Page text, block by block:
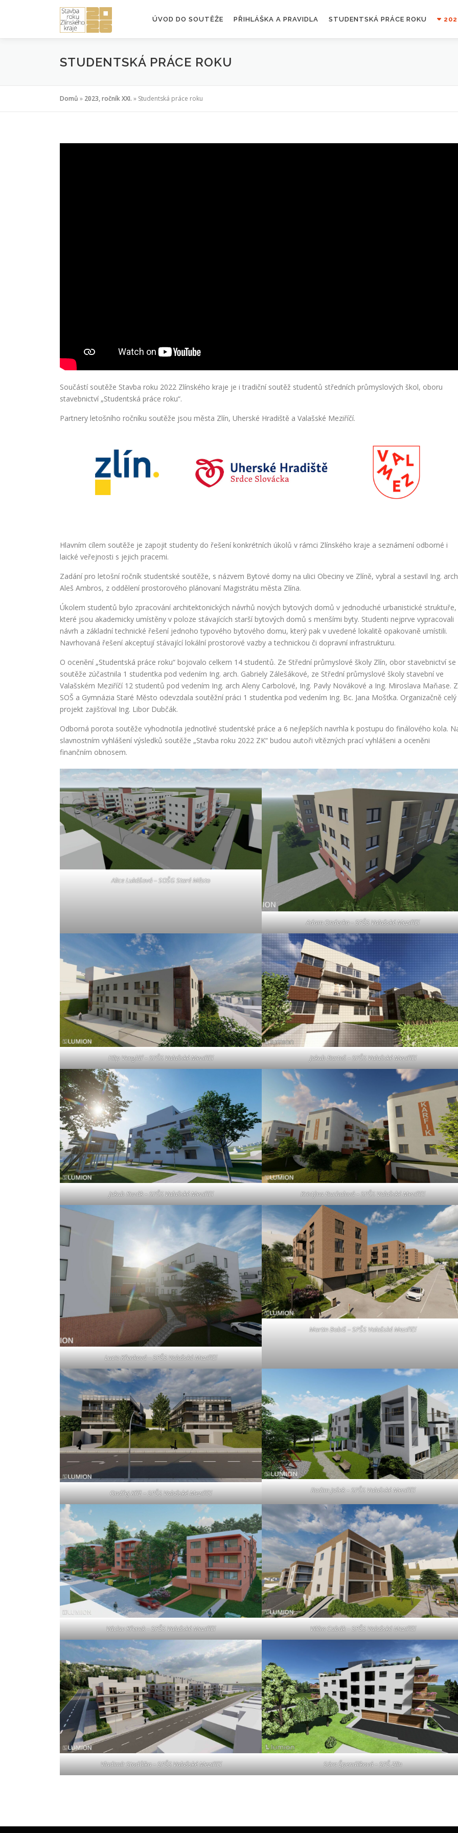
ÚVOD DO SOUTĚŽE PŘIHLÁŠKA A PRAVIDLA STUDENTSKÁ PRÁCE ROKU
STUDENTSKÁ PRÁCE ROKU
Domů » 2023, ročník XXI. » Studentská práce roku
Součástí soutěže Stavba roku 2022 Zlínského kraje je i tradiční soutěž studentů středních průmyslových škol, oboru
stavebnictví „Studentská práce roku“.
Partnery letošního ročníku soutěže jsou města Zlín, Uherské Hradiště a Valašské Meziříčí.
Hlavním cílem soutěže je zapojit studenty do řešení konkrétních úkolů v rámci Zlínského kraje a seznámení odborné i
laické veřejnosti s jejich pracemi.
Zadání pro letošní ročník studentské soutěže, s názvem Bytové domy na ulici Obeciny ve Zlíně, vybral a sestavil Ing.
Aleš Ambros, z oddělení prostorového plánovaní Magistrátu města Zlína.
Úkolem studentů bylo zpracování architektonických návrhů nových bytových domů v jednoduché urbanistické struktuře,
které jsou akademicky umístěny v poloze stávajících starší bytových domů s menšími byty. Studenti nejprve vypracovali
návrh a základní technické řešení jednoho typového bytového domu, který pak v uvedené lokalitě opakovaně umístili.
Navrhovaná řešení akceptují stávající lokální prostorové vazby a technickou či dopravní infrastrukturu.
O ocenění „Studentská práce roku“ bojovalo celkem 14 studentů. Ze Střední průmyslové školy Zlín, obor stavebnictví se
soutěže zúčastnila 1 studentka pod vedením Ing. arch. Gabriely Zálešákové, ze Střední průmyslové školy stavební ve
Valašském Meziříčí 12 studentů pod vedením Ing. arch Aleny Carbolové, Ing. Pavly Novákové a Ing. Miroslava Maňase.
SOŠ a Gymnázia Staré Město odevzdala soutěžní práci 1 studentka pod vedením Ing. Bc. Jana Mošťka. Organizačně celý
projekt zajišťoval Ing. Libor Dubčák.
Odborná porota soutěže vyhodnotila jednotlivé studentské práce a 6 nejlepších navrhla k postupu do finálového kola.
slavnostním vyhlášení výsledků soutěže „Stavba roku 2022 ZK“ budou autoři vítězných prací vyhlášeni a oceněni
finančním obnosem.
Alice Lukášová – SOŠG Staré Město
Adam Onderka – SPŠS Valašské Meziříčí
Filip Venglář – SPŠS Valašské Meziříčí Jakub Bartoš – SPŠS Valašské Meziříčí
Jakub Kozák – SPŠS Valašské Meziříčí Kristýna Buchalová – SPŠS Valašské Meziříčí
Lucie Křenková – SPŠS Valašské Meziříčí
Martin Bobiš – SPŠS Valašské Meziříčí
Ondřej Kříž – SPŠS Valašské Meziříčí Radim Jašek – SPŠS Valašské Meziříčí
Václav Křenek – SPŠS Valašské Meziříčí Vilém Cabák – SPŠS Valašské Meziříčí
Vladimír Stodůlka – SPŠS Valašské Meziříčí Sára Špendlíková – SPŠ Zlín